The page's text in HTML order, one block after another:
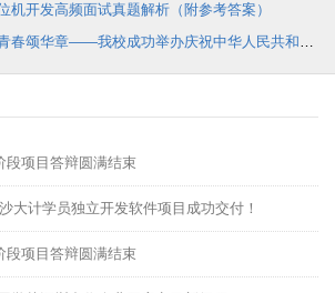
机开发高频面试真题解析（附参考答案）
华章——我校成功举办庆祝中华人民共和国成立76周年文艺汇演
段项目答辩圆满结束
大计学员独立开发软件项目成功交付！
段项目答辩圆满结束